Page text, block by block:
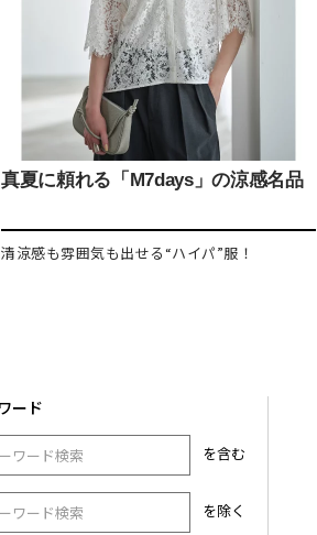
真夏に頼れる「M7days」の涼感名品
清涼感も雰囲気も出せる“ハイパ”服！
を含む
を除く